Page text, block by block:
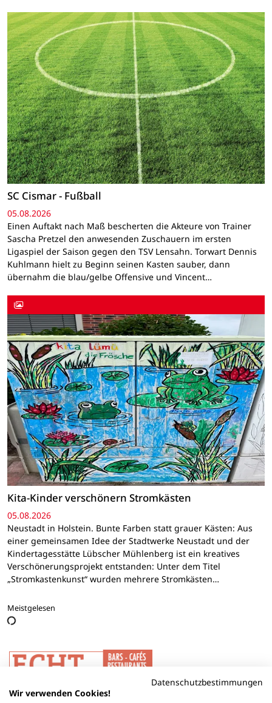
SC Cismar - Fußball
05.08.2026
Einen Auftakt nach Maß bescherten die Akteure von Trainer
Sascha Pretzel den anwesenden Zuschauern im ersten
Ligaspiel der Saison gegen den TSV Lensahn. Torwart Dennis
Kuhlmann hielt zu Beginn seinen Kasten sauber, dann
übernahm die blau/gelbe Offensive und Vincent…
Kita-Kinder verschönern Stromkästen
05.08.2026
Neustadt in Holstein. Bunte Farben statt grauer Kästen: Aus
einer gemeinsamen Idee der Stadtwerke Neustadt und der
Kindertagesstätte Lübscher Mühlenberg ist ein kreatives
Verschönerungsprojekt entstanden: Unter dem Titel
„Stromkastenkunst“ wurden mehrere Stromkästen…
Meistgelesen
Datenschutzbestimmungen
Wir verwenden Cookies!